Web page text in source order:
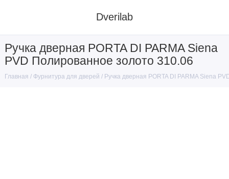
Dverilab
Ручка дверная PORTA DI PARMA Siena
PVD Полированное золото 310.06
Главная Фурнитура для дверей Ручка дверная PORTA DI PARMA Siena